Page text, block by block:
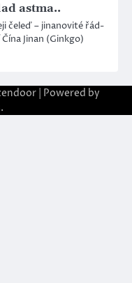
astma..
čeleď – jinanovité řád-
Jinan (Ginkgo)
| Powered by
.